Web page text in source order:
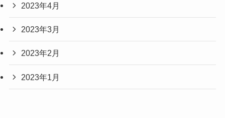
2023年4月
2023年3月
2023年2月
2023年1月